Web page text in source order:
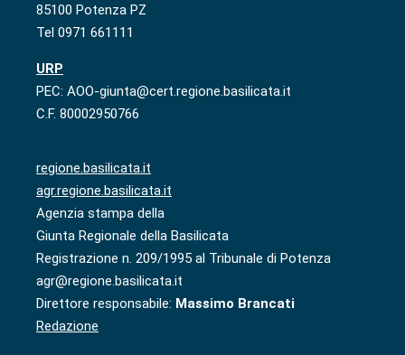
85100 Potenza PZ
Tel 0971 661111
URP
PEC: AOO-giunta@cert.regione.basilicata.it
C.F. 80002950766
regione.basilicata.it
agr.regione.basilicata.it
Agenzia stampa della
Giunta Regionale della Basilicata
Registrazione n. 209/1995 al Tribunale di Potenza
agr@regione.basilicata.it
Direttore responsabile: Massimo Brancati
Redazione